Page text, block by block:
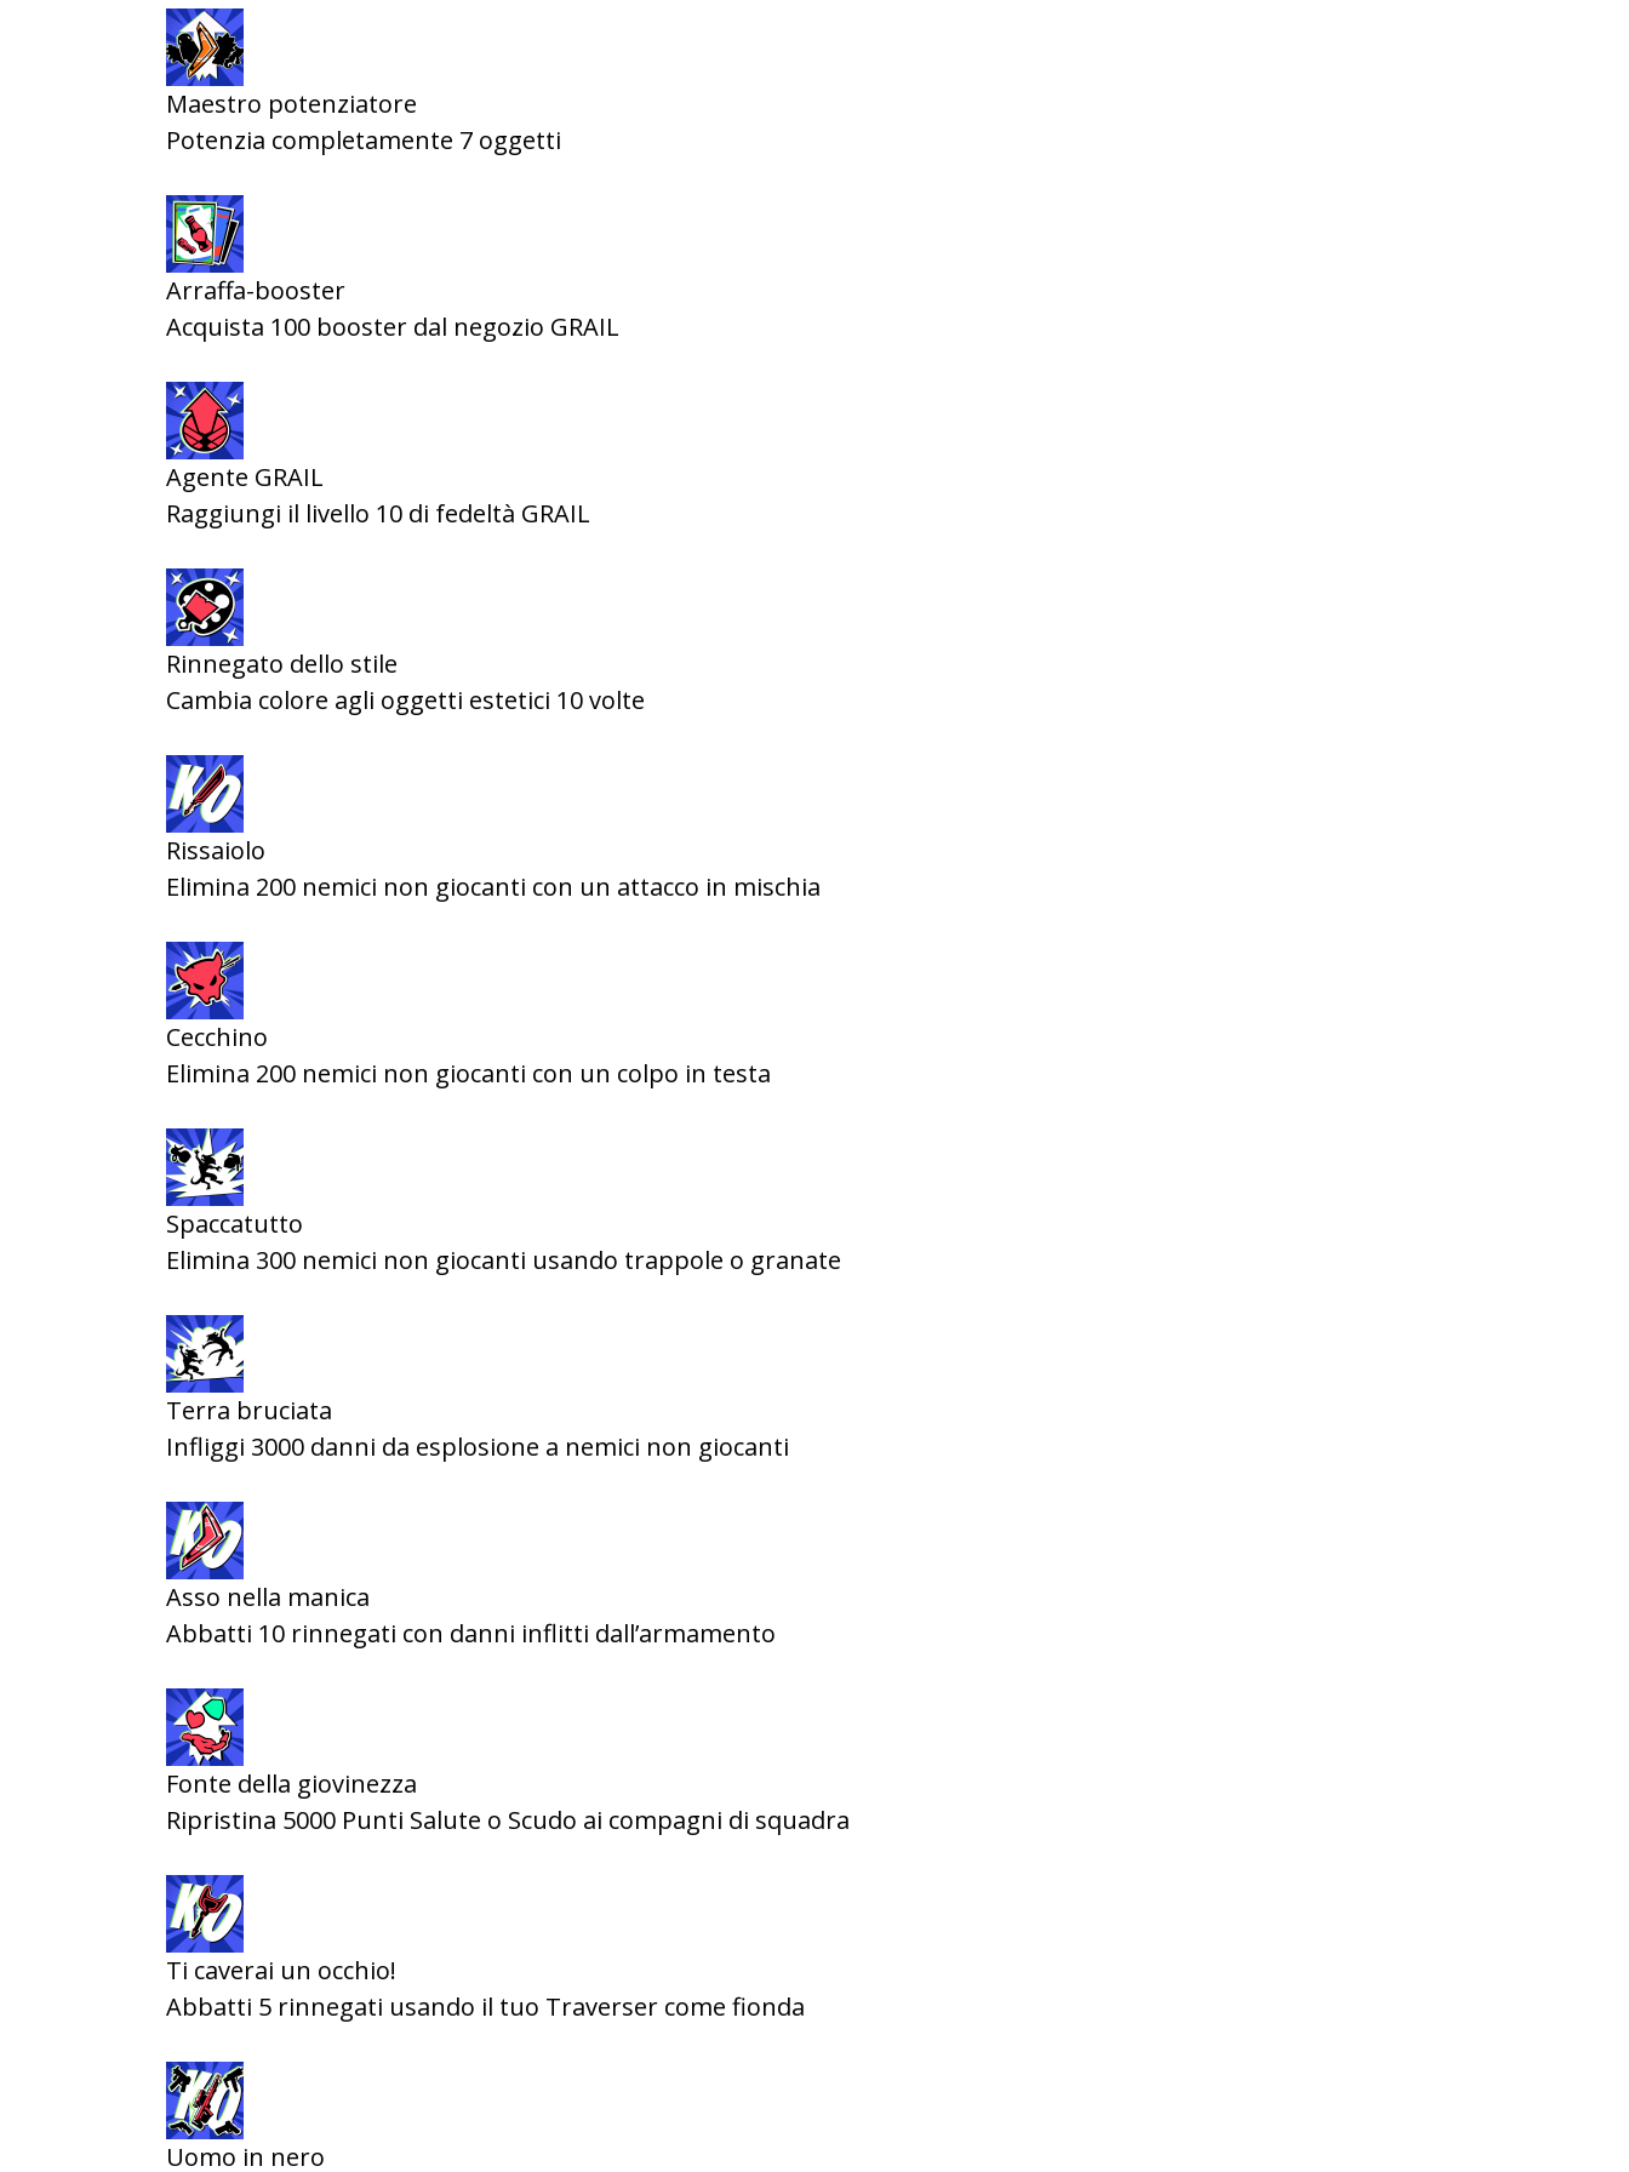
Maestro potenziatore
Potenzia completamente 7 oggetti
Arraffa-booster
Acquista 100 booster dal negozio GRAIL
Agente GRAIL
Raggiungi il livello 10 di fedeltà GRAIL
Rinnegato dello stile
Cambia colore agli oggetti estetici 10 volte
Rissaiolo
Elimina 200 nemici non giocanti con un attacco in mischia
Cecchino
Elimina 200 nemici non giocanti con un colpo in testa
Spaccatutto
Elimina 300 nemici non giocanti usando trappole o granate
Terra bruciata
Infliggi 3000 danni da esplosione a nemici non giocanti
Asso nella manica
Abbatti 10 rinnegati con danni inflitti dall’armamento
Fonte della giovinezza
Ripristina 5000 Punti Salute o Scudo ai compagni di squadra
Ti caverai un occhio!
Abbatti 5 rinnegati usando il tuo Traverser come fionda
Uomo in nero